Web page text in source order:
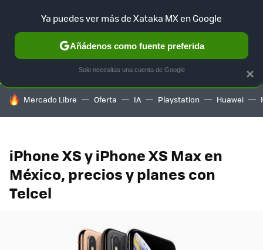
SELECCIÓN GAMING HOME AUTO TERRITORIO
HOY SE HABLA DE
Mercado Libre Oferta IA Playstation Huawei
iPhone XS y iPhone XS Max en
México, precios y planes con
Telcel
×
Ya puedes ver más de Xataka MX en Google
Añádenos como fuente preferida
Solo necesitas una cuenta de Google